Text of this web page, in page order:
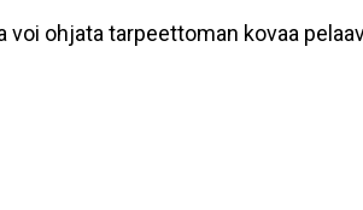
voi ohjata tarpeettoman kovaa